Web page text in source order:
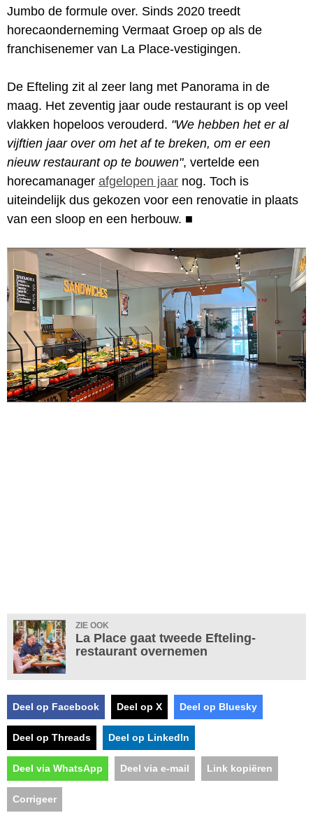
Jumbo de formule over. Sinds 2020 treedt
horecaonderneming Vermaat Groep op als de
franchisenemer van La Place-vestigingen.
De Efteling zit al zeer lang met Panorama in de
maag. Het zeventig jaar oude restaurant is op veel
vlakken hopeloos verouderd. "We hebben het er al
vijftien jaar over om het af te breken, om er een
nieuw restaurant op te bouwen", vertelde een
horecamanager afgelopen jaar nog. Toch is
uiteindelijk dus gekozen voor een renovatie in plaats
van een sloop en een herbouw. ■
ZIE OOK
La Place gaat tweede Efteling-
restaurant overnemen
Deel op Facebook Deel op X Deel op Bluesky
Deel op Threads Deel op LinkedIn
Deel via WhatsApp Deel via e-mail Link kopiëren
Corrigeer